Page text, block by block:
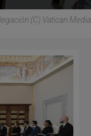
(C) Vatican Media